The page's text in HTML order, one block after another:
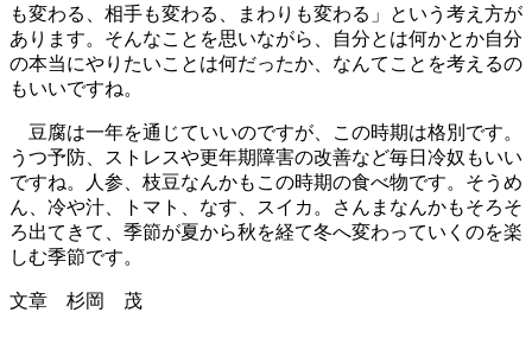
も変わる、相手も変わる、まわりも変わる」という考え方が
あります。そんなことを思いながら、自分とは何かとか自分
の本当にやりたいことは何だったか、なんてことを考えるの
もいいですね。
豆腐は一年を通じていいのですが、この時期は格別です。
うつ予防、ストレスや更年期障害の改善など毎日冷奴もいい
ですね。人参、枝豆なんかもこの時期の食べ物です。そうめ
ん、冷や汁、トマト、なす、スイカ。さんまなんかもそろそ
ろ出てきて、季節が夏から秋を経て冬へ変わっていくのを楽
しむ季節です。
文章 杉岡 茂